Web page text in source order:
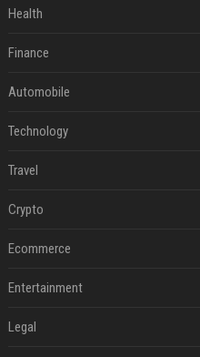
Health
Finance
Automobile
Technology
Travel
Crypto
Ecommerce
Entertainment
Legal